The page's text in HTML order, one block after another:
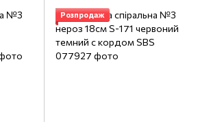
Розпродаж